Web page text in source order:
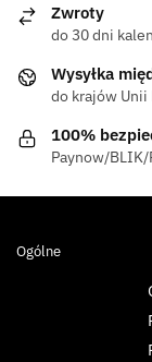
Zwroty
do 30 dni
Wysyłka
do krajów
100%
Paynow/BLIK/
Ogólne